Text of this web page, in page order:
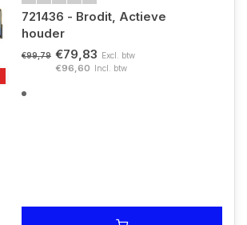
721436 - Brodit, Actieve
houder
€99,79 €79,83 Excl. btw
€96,60 Incl. btw